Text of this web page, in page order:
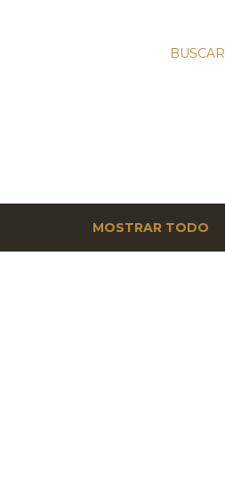
BUSCAR
MOSTRAR TODO